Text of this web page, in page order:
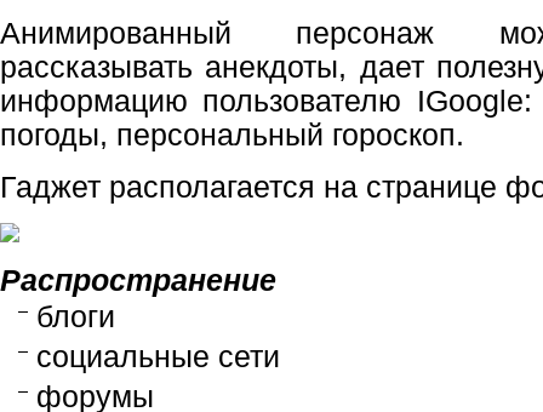
Анимированный персонаж
рассказывать анекдоты, дает
информацию пользователю IGoogle:
погоды, персональный гороскоп.
Гаджет располагается на странице
Распространение
блоги
социальные сети
форумы